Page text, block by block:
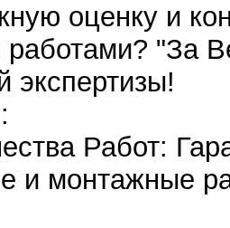
оценку и
"За
экспертизы!
Работ:
и монтажные